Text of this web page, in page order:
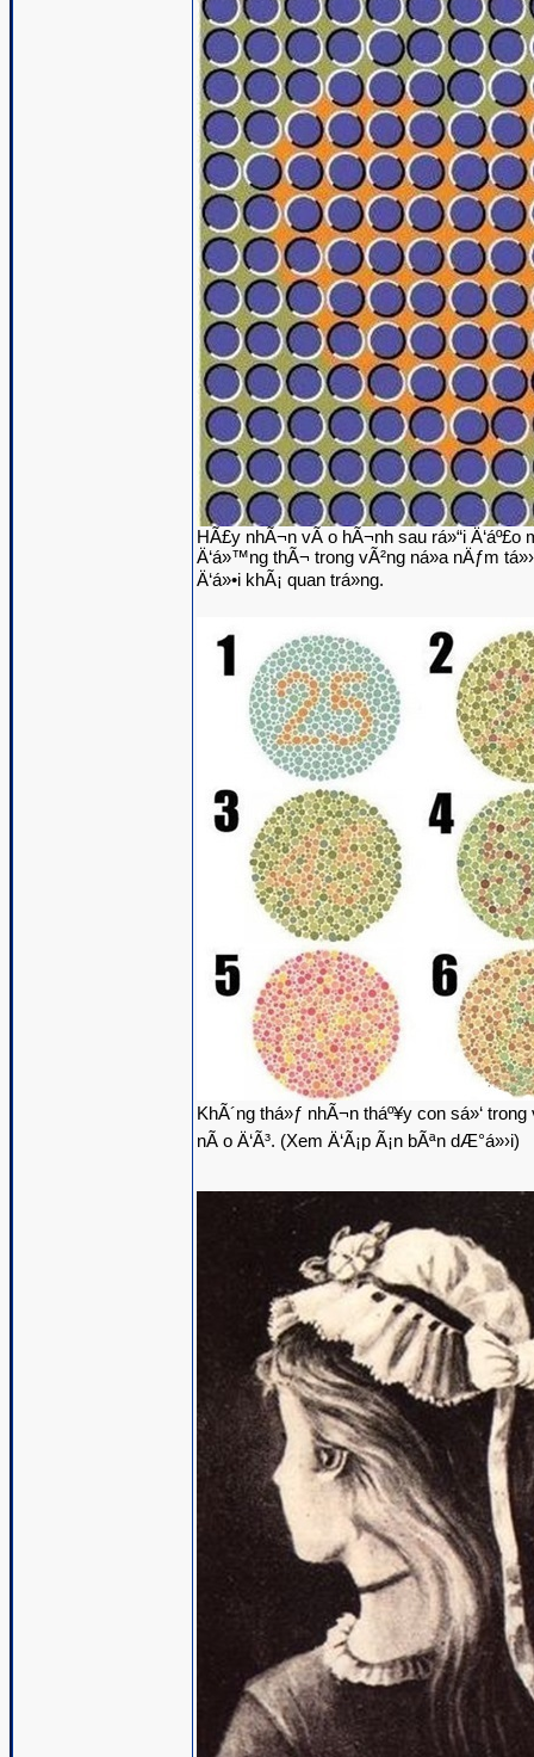
HÃ£y nhÃ¬n vÃ o hÃ¬nh sau rá»“i Ä‘áº£o
Ä‘á»™ng thÃ¬ trong vÃ²ng ná»­a nÄƒm
Ä‘á»•i khÃ¡ quan trá»ng.
KhÃ´ng thá»ƒ nhÃ¬n tháº¥y con sá»‘
nÃ o Ä‘Ã³. (Xem Ä‘Ã¡p Ã¡n bÃªn dÆ°á»›i)